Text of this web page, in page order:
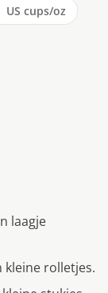
US cups/oz
laagje
kleine rolletjes.